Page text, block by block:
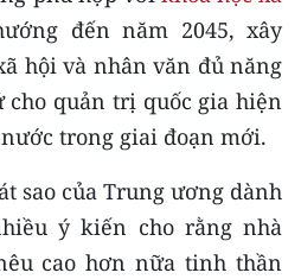
MỖI XÃ
đến năm 2045, xây
hội và nhân văn đủ năng
cho quản trị quốc gia hiện
trong giai đoạn mới.
sao của Trung ương dành
ý kiến cho rằng nhà
cao hơn nữa tinh thần